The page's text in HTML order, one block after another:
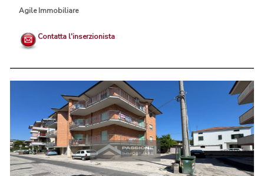
Agile Immobiliare
Contatta l'inserzionista